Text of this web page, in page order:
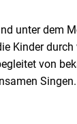
unter dem
Kinder
von
Singen.